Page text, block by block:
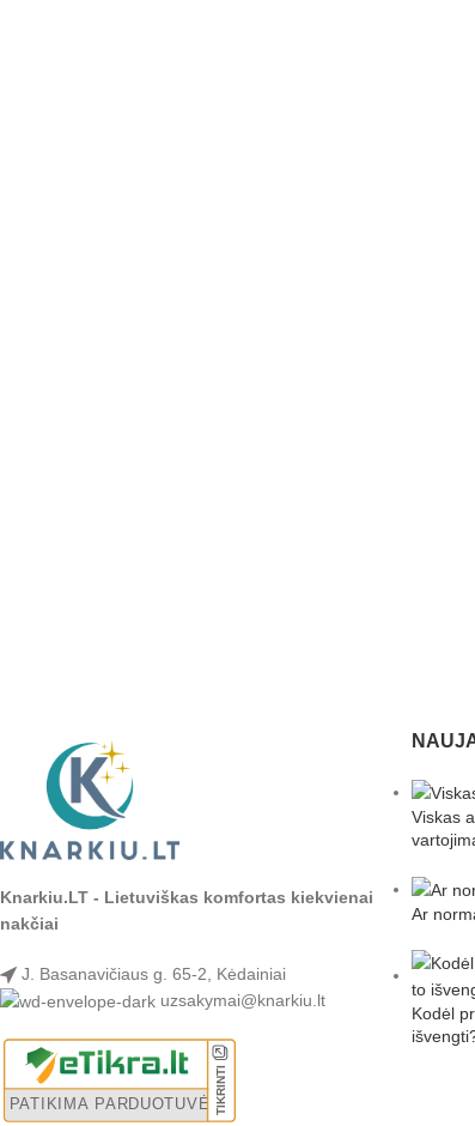
Knarkiu.LT - Lietuviškas komfortas kiekvienai
nakčiai
J. Basanavičiaus g. 65-2, Kėdainiai
uzsakymai@knarkiu.lt
Viskas
Ar
Kodėl